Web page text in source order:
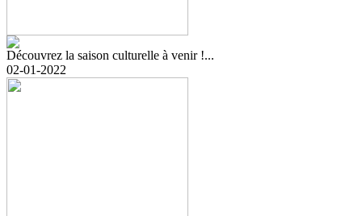
Découvrez la saison culturelle à venir !...
02-01-2022